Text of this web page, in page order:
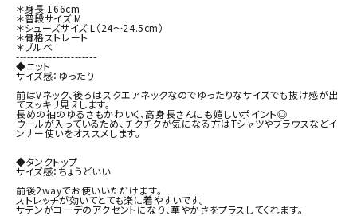
＊身長 166cm
＊普段サイズ M
＊シューズサイズ L（24〜24.5cm）
＊骨格ストレート
＊ブルベ
----------------------
◆ニット
サイズ感：ゆったり
前はVネック、後ろはスクエアネックなのでゆったりなサイズでも抜け感が出
てスッキリ見えします。
長めの袖のゆるさもかわいく、高身長さんにも嬉しいポイント◎
ウールが入っているため、チクチクが気になる方はTシャツやブラウスなどイ
ンナー使いをオススメします。
◆タンクトップ
サイズ感：ちょうどいい
前後2wayでお使いいただけます。
ストレッチが効いてとても楽に着やすいです。
サテンがコーデのアクセントになり、華やかさをプラスしてくれます。